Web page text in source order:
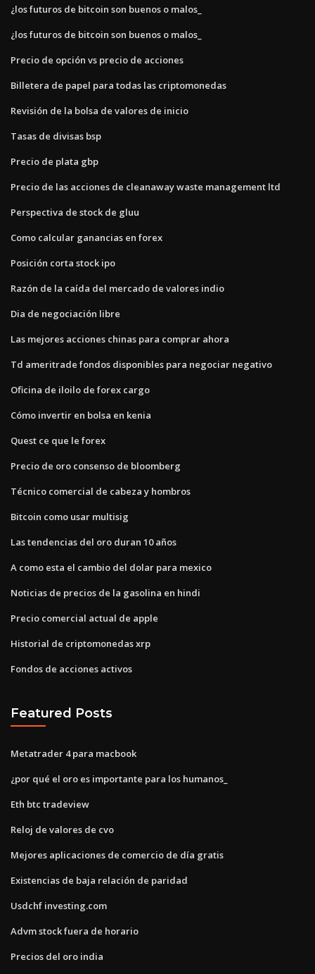
¿los futuros de bitcoin son buenos o malos_
¿los futuros de bitcoin son buenos o malos_
Precio de opción vs precio de acciones
Billetera de papel para todas las criptomonedas
Revisión de la bolsa de valores de inicio
Tasas de divisas bsp
Precio de plata gbp
Precio de las acciones de cleanaway waste management ltd
Perspectiva de stock de gluu
Como calcular ganancias en forex
Posición corta stock ipo
Razón de la caída del mercado de valores indio
Dia de negociación libre
Las mejores acciones chinas para comprar ahora
Td ameritrade fondos disponibles para negociar negativo
Oficina de iloilo de forex cargo
Cómo invertir en bolsa en kenia
Quest ce que le forex
Precio de oro consenso de bloomberg
Técnico comercial de cabeza y hombros
Bitcoin como usar multisig
Las tendencias del oro duran 10 años
A como esta el cambio del dolar para mexico
Noticias de precios de la gasolina en hindi
Precio comercial actual de apple
Historial de criptomonedas xrp
Fondos de acciones activos
Featured Posts
Metatrader 4 para macbook
¿por qué el oro es importante para los humanos_
Eth btc tradeview
Reloj de valores de cvo
Mejores aplicaciones de comercio de día gratis
Existencias de baja relación de paridad
Usdchf investing.com
Advm stock fuera de horario
Precios del oro india